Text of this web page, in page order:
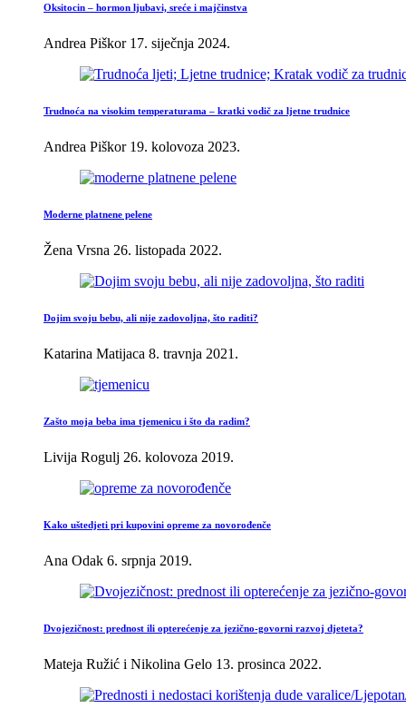
Oksitocin – hormon ljubavi, sreće i majčinstva
Andrea Piškor 17. siječnja 2024.
Trudnoća na visokim temperaturama – kratki vodič za ljetne trudnice
Andrea Piškor 19. kolovoza 2023.
Moderne platnene pelene
Žena Vrsna 26. listopada 2022.
Dojim svoju bebu, ali nije zadovoljna, što raditi?
Katarina Matijaca 8. travnja 2021.
Zašto moja beba ima tjemenicu i što da radim?
Livija Rogulj 26. kolovoza 2019.
Kako uštedjeti pri kupovini opreme za novorođenče
Ana Odak 6. srpnja 2019.
Dvojezičnost: prednost ili opterećenje za jezično-govorni razvoj djeteta?
Mateja Ružić i Nikolina Gelo 13. prosinca 2022.